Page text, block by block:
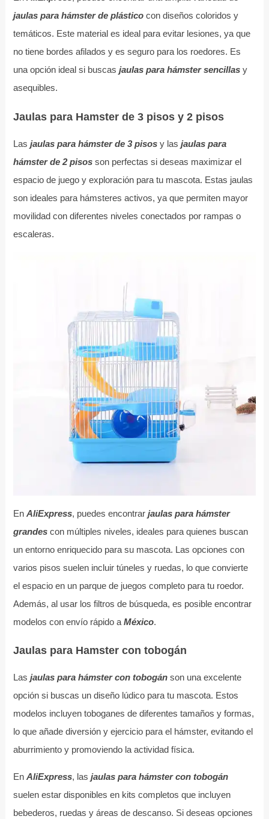
jaulas para hámster de plásticocon diseños coloridos y
temáticos. Este material es ideal para evitar lesiones, ya que
no tiene bordes afilados y es seguro para los roedores. Es
una opción ideal si buscas jaulas para hámster sencillasy
asequibles.
Jaulas para Hamster de 3 pisos y 2 pisos
Las jaulas para hámster de 3 pisosy las jaulas para
hámster de 2 pisosson perfectas si deseas maximizar el
espacio de juego y exploración para tu mascota. Estas jaulas
son ideales para hámsteres activos, ya que permiten mayor
movilidad con diferentes niveles conectados por rampas o
escaleras.
En AliExpress, puedes encontrar jaulas para hámster
grandescon múltiples niveles, ideales para quienes buscan
un entorno enriquecido para su mascota. Las opciones con
varios pisos suelen incluir túneles y ruedas, lo que convierte
el espacio en un parque de juegos completo para tu roedor.
Además, al usar los filtros de búsqueda, es posible encontrar
modelos con envío rápido a México.
Jaulas para Hamster con tobogán
Las jaulas para hámster con tobogánson una excelente
opción si buscas un diseño lúdico para tu mascota. Estos
modelos incluyen toboganes de diferentes tamaños y formas,
lo que añade diversión y ejercicio para el hámster, evitando el
aburrimiento y promoviendo la actividad física.
En AliExpress, las jaulas para hámster con tobogán
suelen estar disponibles en kits completos que incluyen
bebederos, ruedas y áreas de descanso. Si deseas opciones